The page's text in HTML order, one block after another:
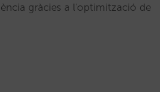
gràcies a l'optimització de